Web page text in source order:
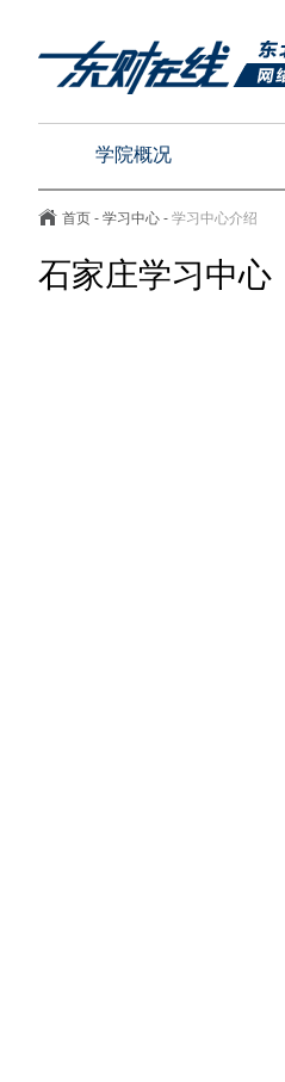
学院概况
首页 - 学习中心 - 学习中心介绍
石家庄学习中心